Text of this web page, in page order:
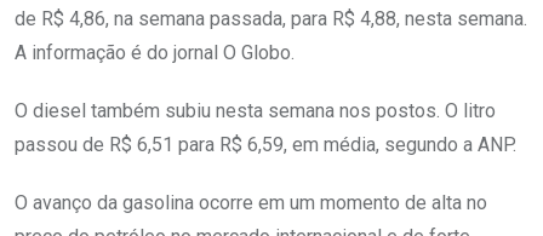
de R$ 4,86, na semana passada, para R$ 4,88, nesta semana.
A informação é do jornal O Globo.
O diesel também subiu nesta semana nos postos. O litro
passou de R$ 6,51 para R$ 6,59, em média, segundo a ANP.
O avanço da gasolina ocorre em um momento de alta no